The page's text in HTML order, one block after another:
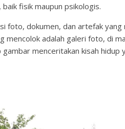
fisik maupun psikologis.
foto, dokumen, dan artefak
mencolok adalah galeri foto, di
menceritakan kisah